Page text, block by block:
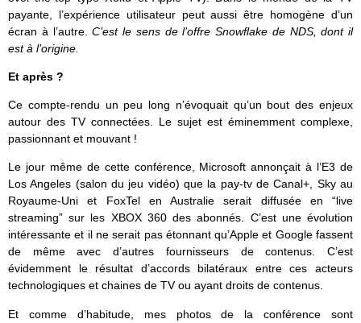
payante, l’expérience utilisateur peut aussi être homogène d’un
écran à l’autre.C’est le sens de l’offre Snowflake de NDS, dont il
est à l’origine.
Et après ?
Ce compte-rendu un peu long n’évoquait qu’un bout des enjeux
autour des TV connectées. Le sujet est éminemment complexe,
passionnant et mouvant !
Le jour même de cette conférence, Microsoft annonçait à l’E3 de
Los Angeles (salon du jeu vidéo) que la pay-tv de Canal+, Sky au
Royaume-Uni et FoxTel en Australie serait diffusée en “live
streaming” sur les XBOX 360 des abonnés. C’est une évolution
intéressante et il ne serait pas étonnant qu’Apple et Google fassent
de même avec d’autres fournisseurs de contenus. C’est
évidemment le résultat d’accords bilatéraux entre ces acteurs
technologiques et chaines de TV ou ayant droits de contenus.
Et comme d’habitude, mes photos de la conférence sont